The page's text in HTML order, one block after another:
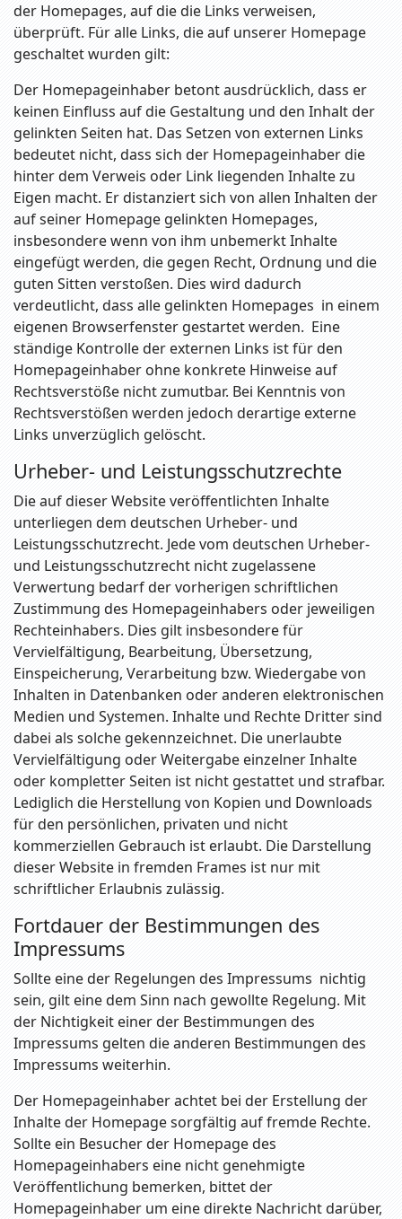
der Homepages, auf die die Links verweisen,
überprüft. Für alle Links, die auf unserer Homepage
geschaltet wurden gilt:
Der Homepageinhaber betont ausdrücklich, dass er
keinen Einfluss auf die Gestaltung und den Inhalt der
gelinkten Seiten hat. Das Setzen von externen Links
bedeutet nicht, dass sich der Homepageinhaber die
hinter dem Verweis oder Link liegenden Inhalte zu
Eigen macht. Er distanziert sich von allen Inhalten der
auf seiner Homepage gelinkten Homepages,
insbesondere wenn von ihm unbemerkt Inhalte
eingefügt werden, die gegen Recht, Ordnung und die
guten Sitten verstoßen. Dies wird dadurch
verdeutlicht, dass alle gelinkten Homepages in einem
eigenen Browserfenster gestartet werden. Eine
ständige Kontrolle der externen Links ist für den
Homepageinhaber ohne konkrete Hinweise auf
Rechtsverstöße nicht zumutbar. Bei Kenntnis von
Rechtsverstößen werden jedoch derartige externe
Links unverzüglich gelöscht.
Urheber- und Leistungsschutzrechte
Die auf dieser Website veröffentlichten Inhalte
unterliegen dem deutschen Urheber- und
Leistungsschutzrecht. Jede vom deutschen Urheber-
und Leistungsschutzrecht nicht zugelassene
Verwertung bedarf der vorherigen schriftlichen
Zustimmung des Homepageinhabers oder jeweiligen
Rechteinhabers. Dies gilt insbesondere für
Vervielfältigung, Bearbeitung, Übersetzung,
Einspeicherung, Verarbeitung bzw. Wiedergabe von
Inhalten in Datenbanken oder anderen elektronischen
Medien und Systemen. Inhalte und Rechte Dritter sind
dabei als solche gekennzeichnet. Die unerlaubte
Vervielfältigung oder Weitergabe einzelner Inhalte
oder kompletter Seiten ist nicht gestattet und strafbar.
Lediglich die Herstellung von Kopien und Downloads
für den persönlichen, privaten und nicht
kommerziellen Gebrauch ist erlaubt. Die Darstellung
dieser Website in fremden Frames ist nur mit
schriftlicher Erlaubnis zulässig.
Fortdauer der Bestimmungen des
Impressums
Sollte eine der Regelungen des Impressums nichtig
sein, gilt eine dem Sinn nach gewollte Regelung. Mit
der Nichtigkeit einer der Bestimmungen des
Impressums gelten die anderen Bestimmungen des
Impressums weiterhin.
Der Homepageinhaber achtet bei der Erstellung der
Inhalte der Homepage sorgfältig auf fremde Rechte.
Sollte ein Besucher der Homepage des
Homepageinhabers eine nicht genehmigte
Veröffentlichung bemerken, bittet der
Homepageinhaber um eine direkte Nachricht darüber,